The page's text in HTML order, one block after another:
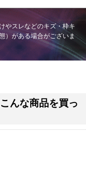
やスレなどのキズ・枠キ
）がある場合がございま
んな商品を買っ